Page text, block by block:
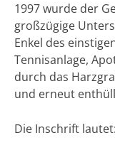
1997 wurde der
großzügige
Enkel des
Tennisanlage,
durch das
und erneut
Die Inschrift lautet: